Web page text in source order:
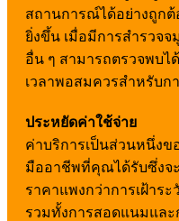
สถานการณ์ได้อย่างถูก
ยิ่งขึ้น เมื่อมีการสำรวจ
อื่น ๆ สามารถตรวจพบ
เวลาพอสมควรสำหรับก
ประหยัดค่าใช้จ่าย
ค่าบริการเป็นส่วนหนึ่ง
มืออาชีพที่คุณได้รับซึ่งจ
ราคาแพงกว่าการเฝ้าร
รวมทั้งการสอดแนมและ